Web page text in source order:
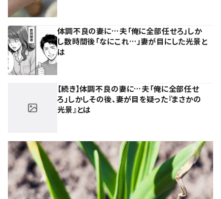
体調不良の妻に…夫「俺に全部任せろ」しか
し数時間後「なにこれ…」妻が目にした光景と
は
【続き】体調不良の妻に…夫「俺に全部任せ
ろ」しかしその後、妻が目を疑った『まさかの
光景』とは